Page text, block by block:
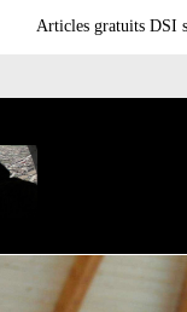
Articles gratuits DSI sur